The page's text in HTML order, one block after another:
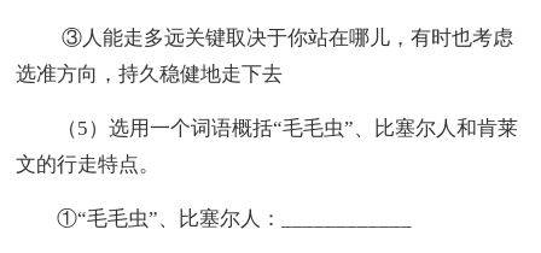
③人能走多远关键取决于你站在哪儿，有时也考虑
选准方向，持久稳健地走下去
（5）选用一个词语概括“毛毛虫”、比塞尔人和肯莱
文的行走特点。
①“毛毛虫”、比塞尔人：____________